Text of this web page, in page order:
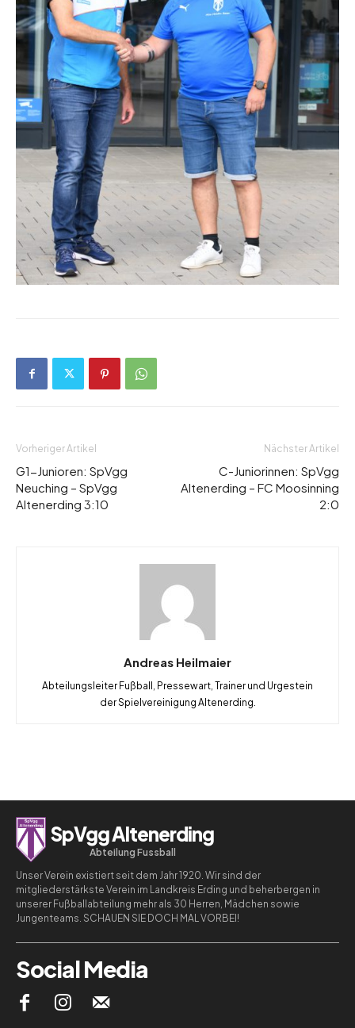
Vorheriger Artikel
G1-Junioren: SpVgg
Neuching – SpVgg
Altenerding 3:10
Nächster Artikel
C-Juniorinnen: SpVgg
Altenerding – FC Moosinning
2:0
Andreas Heilmaier
Abteilungsleiter Fußball, Pressewart, Trainer und Urgestein
der Spielvereinigung Altenerding.
SpVgg Altenerding
Abteilung Fussball
Unser Verein existiert seit dem Jahr 1920. Wir sind der
mitgliederstärkste Verein im Landkreis Erding und beherbergen in
unserer Fußballabteilung mehr als 30 Herren, Mädchen sowie
Jungenteams. SCHAUEN SIE DOCH MAL VORBEI!
Social Media